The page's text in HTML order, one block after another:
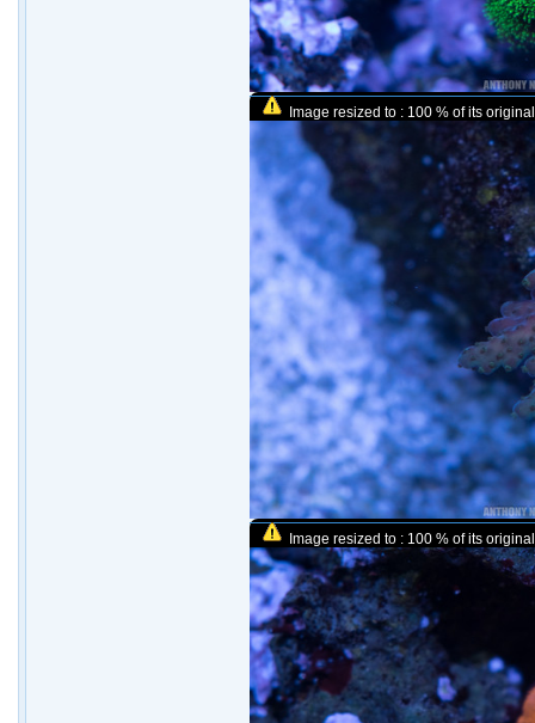
Image resized to : 100 % of its
Image resized to : 100 % of its